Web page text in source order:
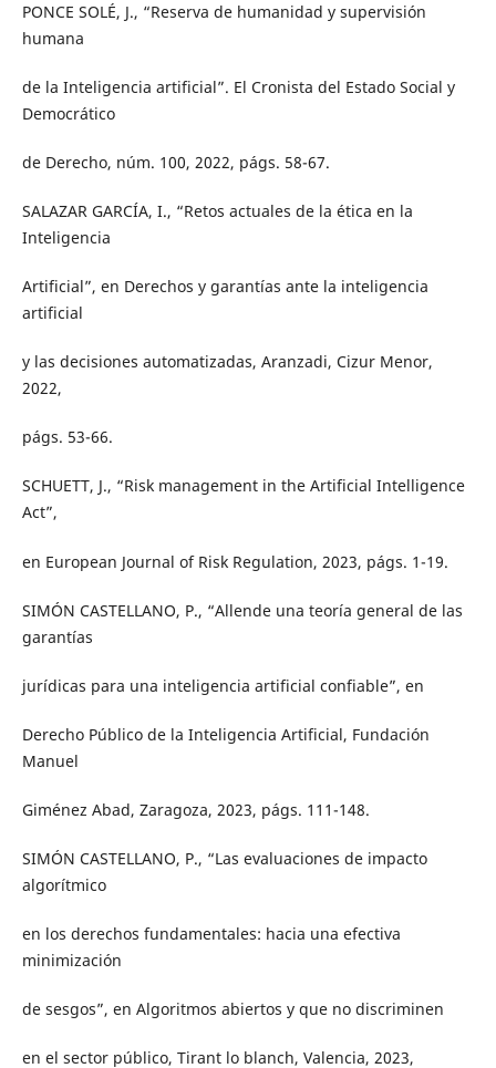
PONCE SOLÉ, J., “Reserva de humanidad y supervisión
humana
de la Inteligencia artificial”. El Cronista del Estado Social y
Democrático
de Derecho, núm. 100, 2022, págs. 58-67.
SALAZAR GARCÍA, I., “Retos actuales de la ética en la
Inteligencia
Artificial”, en Derechos y garantías ante la inteligencia
artificial
y las decisiones automatizadas, Aranzadi, Cizur Menor,
2022,
págs. 53-66.
SCHUETT, J., “Risk management in the Artificial Intelligence
Act”,
en European Journal of Risk Regulation, 2023, págs. 1-19.
SIMÓN CASTELLANO, P., “Allende una teoría general de las
garantías
jurídicas para una inteligencia artificial confiable”, en
Derecho Público de la Inteligencia Artificial, Fundación
Manuel
Giménez Abad, Zaragoza, 2023, págs. 111-148.
SIMÓN CASTELLANO, P., “Las evaluaciones de impacto
algorítmico
en los derechos fundamentales: hacia una efectiva
minimización
de sesgos”, en Algoritmos abiertos y que no discriminen
en el sector público, Tirant lo blanch, Valencia, 2023,